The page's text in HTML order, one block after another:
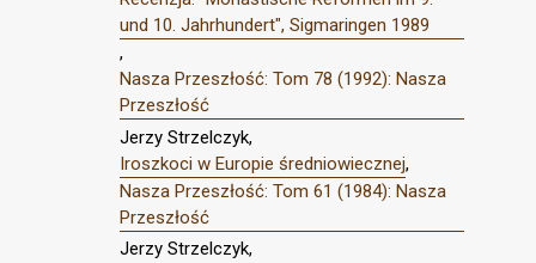
und 10. Jahrhundert", Sigmaringen 1989
,
Nasza Przeszłość: Tom 78 (1992): Nasza
Przeszłość
Jerzy Strzelczyk,
Iroszkoci w Europie średniowiecznej,
Nasza Przeszłość: Tom 61 (1984): Nasza
Przeszłość
Jerzy Strzelczyk,